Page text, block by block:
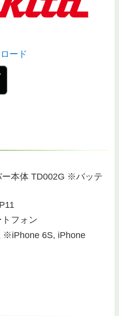
ー本体 TD002G ※バッテ
フォン
※iPhone 6S, iPhone